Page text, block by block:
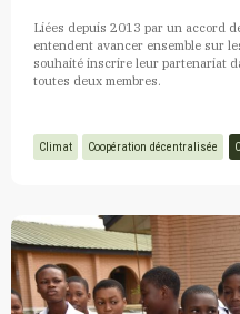
Liées depuis 2013 par un accord
entendent avancer ensemble sur
souhaité inscrire leur partenariat
toutes deux membres.
Climat Coopération décentralisée